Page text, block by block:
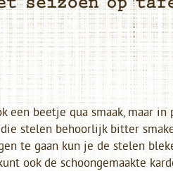
een beetje qua smaak, maar
stelen behoorlijk bitter
te gaan kun je de stelen
ook de schoongemaakte